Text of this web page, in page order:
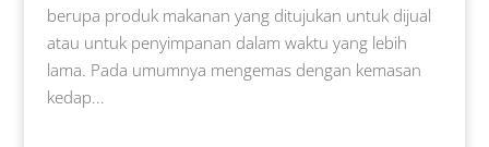
berupa produk makanan yang ditujukan untuk dijual
atau untuk penyimpanan dalam waktu yang lebih
lama. Pada umumnya mengemas dengan kemasan
kedap...